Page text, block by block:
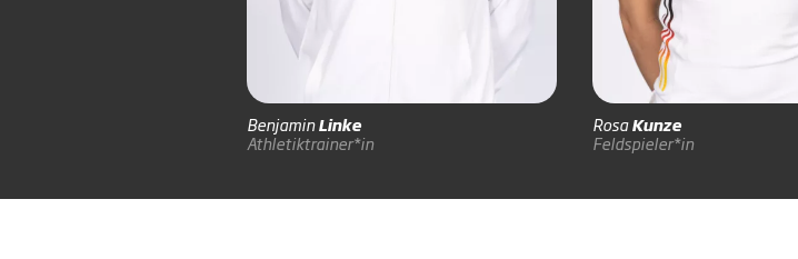
BenjaminLinke
Athletiktrainer*in
RosaKunze
Feldspieler*in